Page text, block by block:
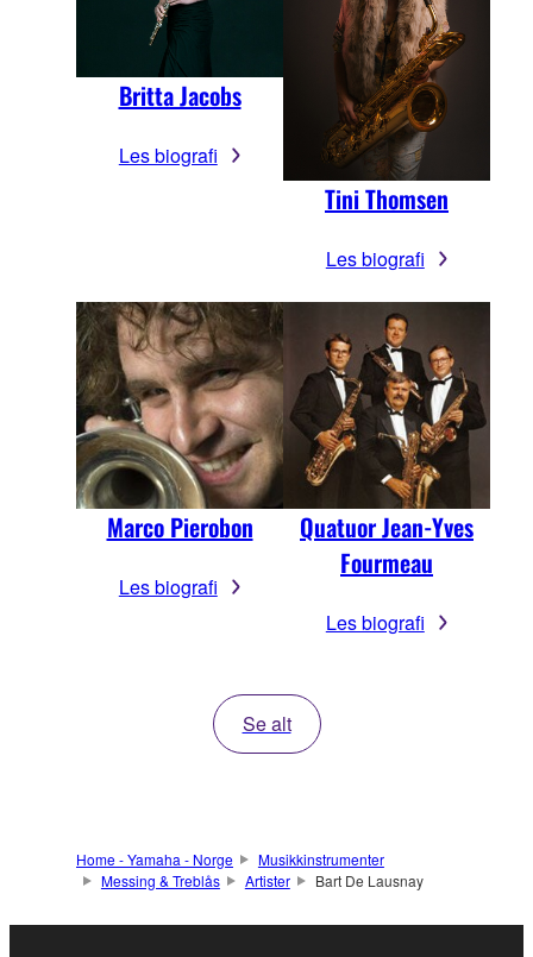
Britta Jacobs
Les biografi
Tini Thomsen
Les biografi
Marco Pierobon
Les biografi
Quatuor Jean-Yves
Fourmeau
Les biografi
Se alt
Home - Yamaha - Norge
Musikkinstrumenter
Messing & Treblås
Artister Bart De Lausnay